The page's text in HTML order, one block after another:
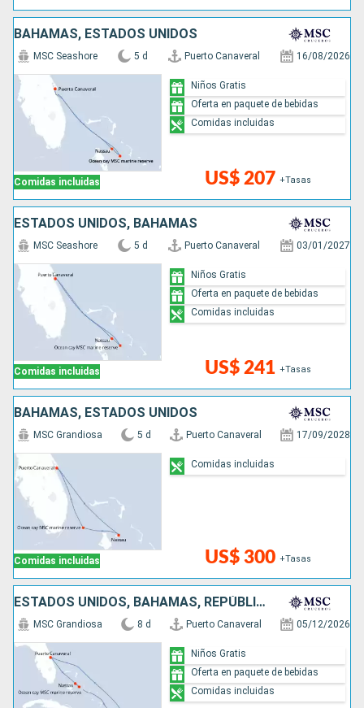
BAHAMAS, ESTADOS UNIDOS
Comidas incluidas
MSC Seashore 5 d Puerto Canaveral 16/08/2026
US$ 207 +Tasas
Niños Gratis
Oferta en paquete de bebidas
Comidas incluidas
ESTADOS UNIDOS, BAHAMAS
Comidas incluidas
MSC Seashore 5 d Puerto Canaveral 03/01/2027
US$ 241 +Tasas
Niños Gratis
Oferta en paquete de bebidas
Comidas incluidas
BAHAMAS, ESTADOS UNIDOS
Comidas incluidas
MSC Grandiosa 5 d Puerto Canaveral 17/09/2028
US$ 300 +Tasas
Comidas incluidas
ESTADOS UNIDOS, BAHAMAS, REPÚBLICA DOMINICANA
MSC Grandiosa 8 d Puerto Canaveral 05/12/2026
Niños Gratis
Oferta en paquete de bebidas
Comidas incluidas